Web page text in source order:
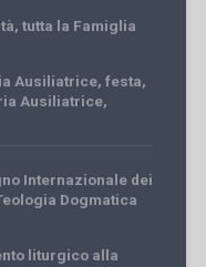
, tutta la Famiglia
Ausiliatrice, festa,
Ausiliatrice,
Internazionale dei
Dogmatica
liturgico alla